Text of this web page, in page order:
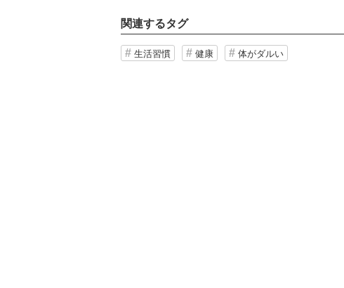
関連するタグ
生活習慣 健康 体がダルい